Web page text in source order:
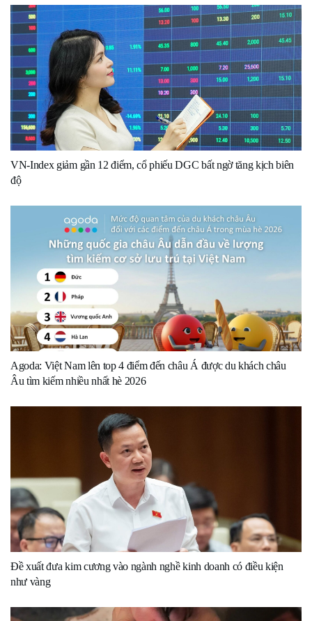
VN-Index giảm gần 12 điểm, cổ phiếu DGC bất ngờ tăng kịch biên
độ
Agoda: Việt Nam lên top 4 điểm đến châu Á được du khách châu
Âu tìm kiếm nhiều nhất hè 2026
Đề xuất đưa kim cương vào ngành nghề kinh doanh có điều kiện
như vàng